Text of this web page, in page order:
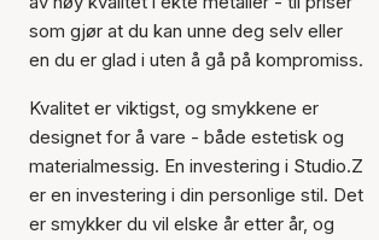
som gjør at du kan unne deg selv eller
en du er glad i uten å gå på kompromiss.
Kvalitet er viktigst, og smykkene er
designet for å vare - både estetisk og
materialmessig. En investering i Studio.Z
er en investering i din personlige stil. Det
er smykker du vil elske år etter år, og